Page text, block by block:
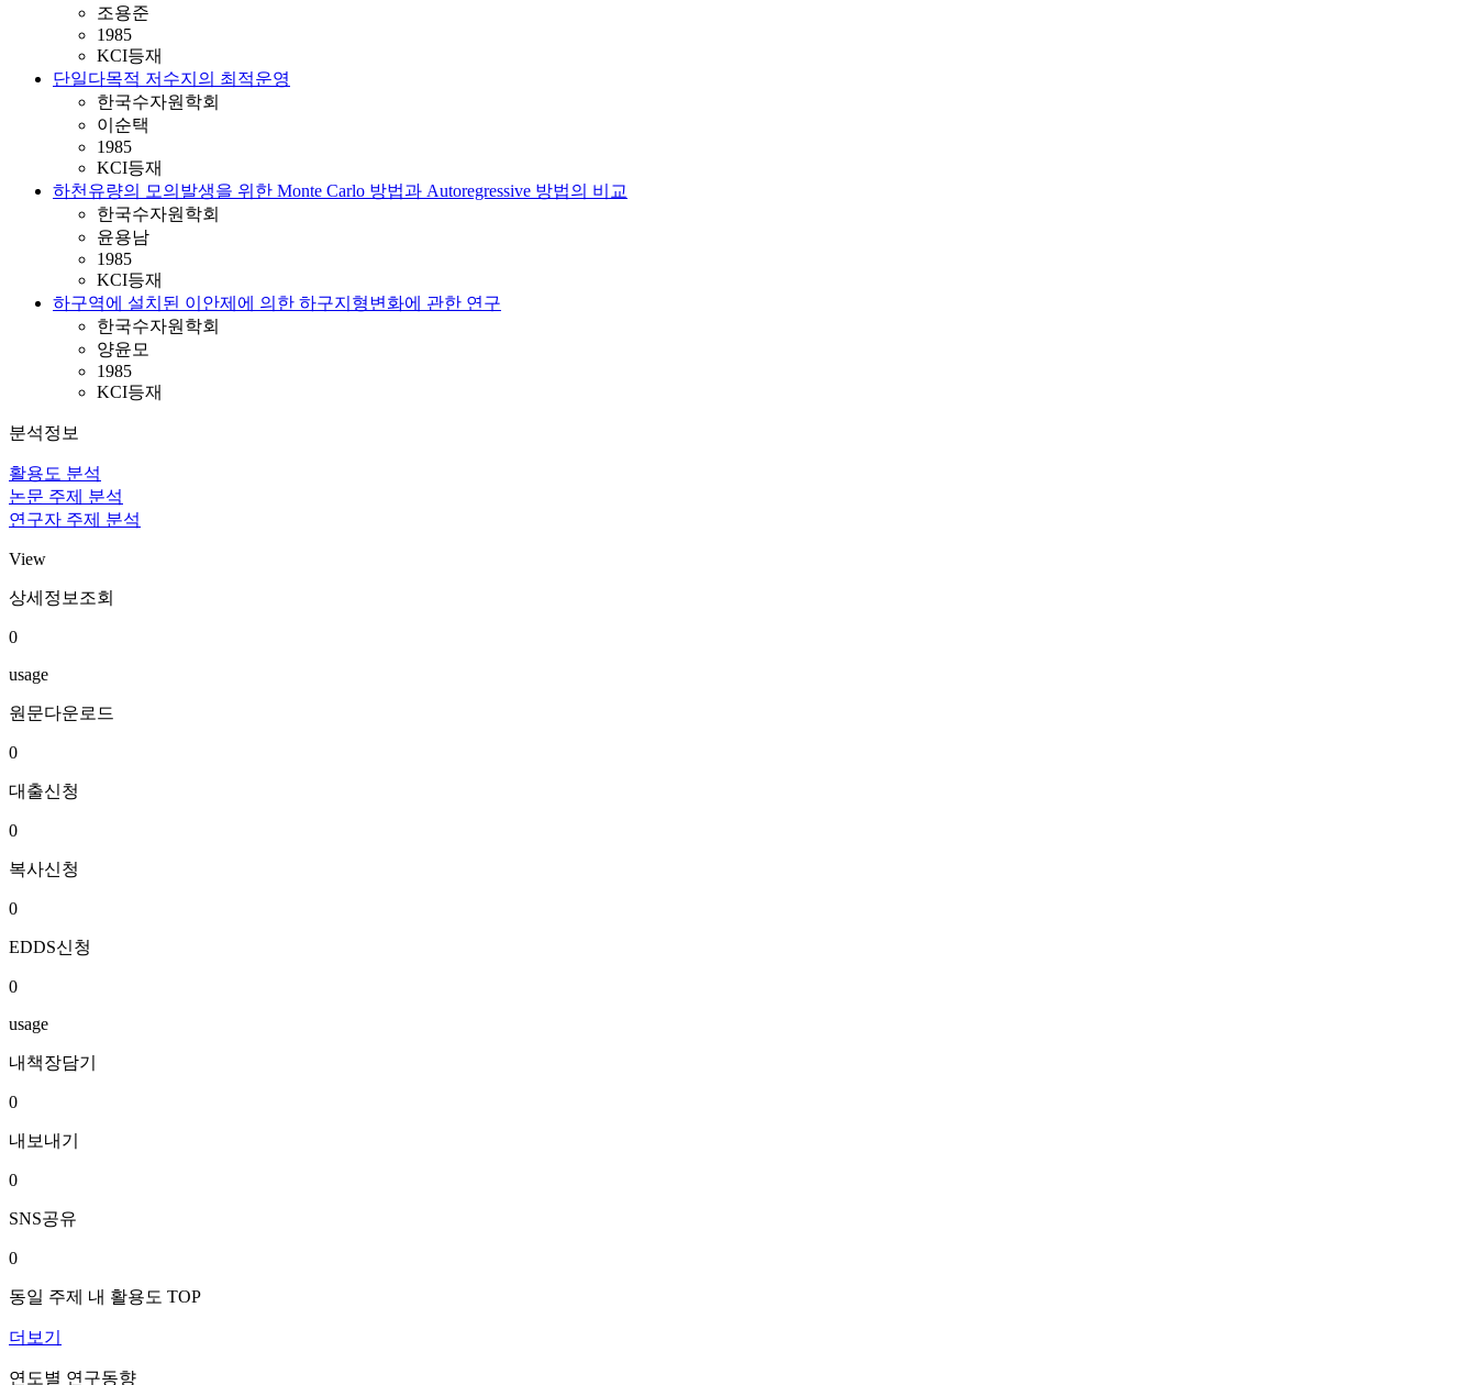
조용준
1985
KCI등재
단일다목적 저수지의 최적운영
한국수자원학회
이순택
1985
KCI등재
하천유량의 모의발생을 위한 Monte Carlo 방법과 Autoregressive 방법의 비교
한국수자원학회
윤용남
1985
KCI등재
하구역에 설치된 이안제에 의한 하구지형변화에 관한 연구
한국수자원학회
양윤모
1985
KCI등재
분석정보
활용도 분석
논문 주제 분석
연구자 주제 분석
View
상세정보조회
0
usage
원문다운로드
0
대출신청
0
복사신청
0
EDDS신청
0
usage
내책장담기
0
내보내기
0
SNS공유
0
동일 주제 내 활용도 TOP
더보기
연도별 연구동향